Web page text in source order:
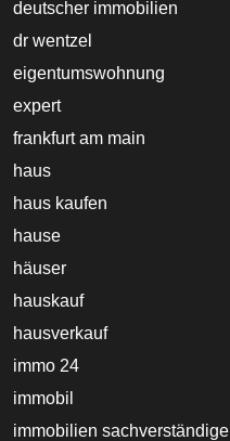
deutscher immobilien
dr wentzel
eigentumswohnung
expert
frankfurt am main
haus
haus kaufen
hause
häuser
hauskauf
hausverkauf
immo 24
immobil
immobilien sachverständige